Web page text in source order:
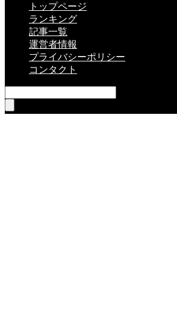
トップページ
ランキング
記事一覧
運営者情報
プライバシーポリシー
コンタクト